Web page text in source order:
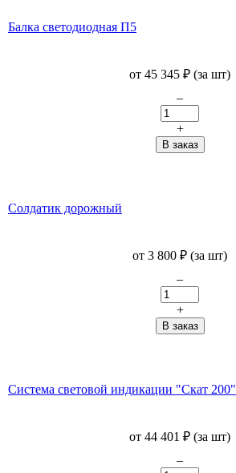
Балка светодиодная П5
от 45 345 ₽ (за шт)
–
+
Солдатик дорожный
от 3 800 ₽ (за шт)
–
+
Система световой индикации "Скат 200"
от 44 401 ₽ (за шт)
–